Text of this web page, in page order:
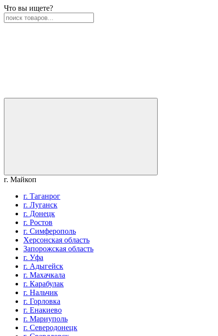
Что вы ищете?
г. Майкоп
г. Таганрог
г. Луганск
г. Донецк
г. Ростов
г. Симферополь
Херсонская область
Запорожская область
г. Уфа
г. Адыгейск
г. Махачкала
г. Карабулак
г. Нальчик
г. Горловка
г. Енакиево
г. Мариуполь
г. Северодонецк